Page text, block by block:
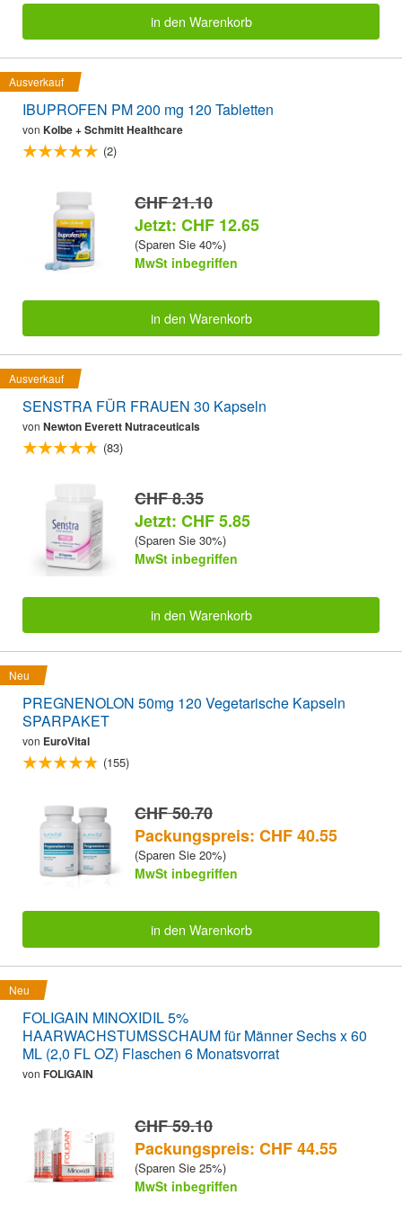
in den Warenkorb
Ausverkauf
IBUPROFEN PM 200 mg 120 Tabletten
von Kolbe + Schmitt Healthcare
(2)
CHF 21.10
Jetzt: CHF 12.65
(Sparen Sie 40%)
MwSt inbegriffen
in den Warenkorb
Ausverkauf
SENSTRA FÜR FRAUEN 30 Kapseln
von Newton Everett Nutraceuticals
(83)
CHF 8.35
Jetzt: CHF 5.85
(Sparen Sie 30%)
MwSt inbegriffen
in den Warenkorb
Neu
PREGNENOLON 50mg 120 Vegetarische Kapseln
SPARPAKET
von EuroVital
(155)
CHF 50.70
Packungspreis: CHF 40.55
(Sparen Sie 20%)
MwSt inbegriffen
in den Warenkorb
Neu
FOLIGAIN MINOXIDIL 5%
HAARWACHSTUMSSCHAUM für Männer Sechs x 60
ML (2,0 FL OZ) Flaschen 6 Monatsvorrat
von FOLIGAIN
CHF 59.10
Packungspreis: CHF 44.55
(Sparen Sie 25%)
MwSt inbegriffen